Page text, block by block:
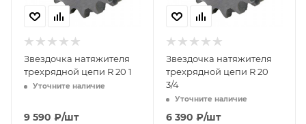
Звездочка натяжителя
трехрядной цепи R 20 1
Уточните наличие
9 590 ₽/шт
Звездочка натяжителя
трехрядной цепи R 20
3/4
Уточните наличие
6 390 ₽/шт